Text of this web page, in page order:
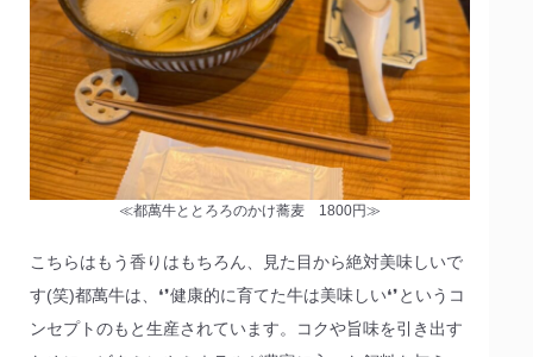
≪都萬牛ととろろのかけ蕎麦 1800円≫
こちらはもう香りはもちろん、見た目から絶対美味しいで
す(笑)都萬牛は、❛❜健康的に育てた牛は美味しい❛❜というコ
ンセプトのもと生産されています。コクや旨味を引き出す